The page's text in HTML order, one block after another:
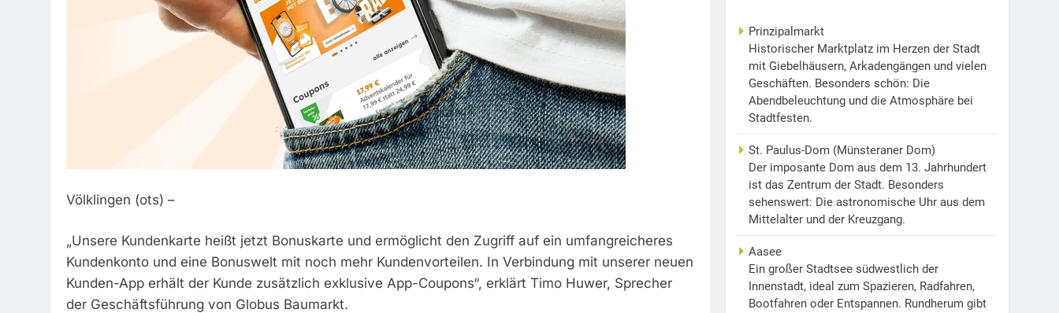
Völklingen (ots) –
„Unsere Kundenkarte heißt jetzt Bonuskarte und ermöglicht den Zugriff auf ein umfangreicheres
Kundenkonto und eine Bonuswelt mit noch mehr Kundenvorteilen. In Verbindung mit unserer neuen
Kunden-App erhält der Kunde zusätzlich exklusive App-Coupons“, erklärt Timo Huwer, Sprecher
der Geschäftsführung von Globus Baumarkt.
Prinzipalmarkt
Historischer Marktplatz im Herzen der Stadt
mit Giebelhäusern, Arkadengängen und vielen
Geschäften. Besonders schön: Die
Abendbeleuchtung und die Atmosphäre bei
Stadtfesten.
St. Paulus-Dom (Münsteraner Dom)
Der imposante Dom aus dem 13. Jahrhundert
ist das Zentrum der Stadt. Besonders
sehenswert: Die astronomische Uhr aus dem
Mittelalter und der Kreuzgang.
Aasee
Ein großer Stadtsee südwestlich der
Innenstadt, ideal zum Spazieren, Radfahren,
Bootfahren oder Entspannen. Rundherum gibt